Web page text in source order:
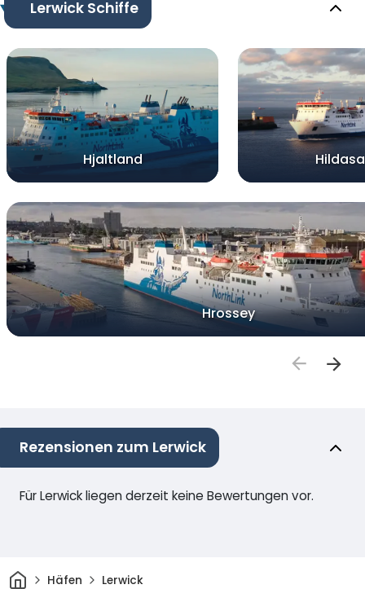
Lerwick Schiffe
Hjaltland
Hrossey
Rezensionen zum Lerwick
Für Lerwick liegen derzeit keine Bewertungen vor.
HeimHäfen Lerwick